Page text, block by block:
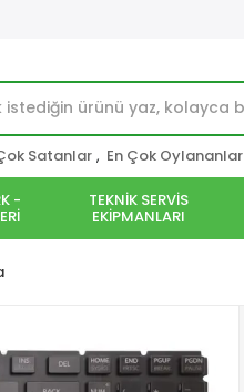
Satanlar , En Çok Oylananlar
- TEKNİK SERVİS
EKİPMANLARI